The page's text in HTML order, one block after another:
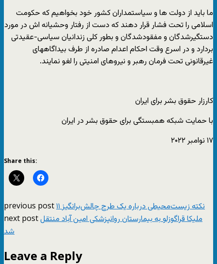
ما باید از دولت ها و سیاستمداران کشور خود بخواهیم که حکومت
اسلامی را تحت فشار قرار دهند که دست از رفتار وحشیانه اش در مورد
دستگیرشدگان و مفقودشدگان و بطور کلی زندانیان سیاسی-عقیدتی
بردارد و در اسرع وقت احکام اعدام صادره از طرف بیداگاههای
غیرقانونی تحت فرمان رهبر و نیروهای امنیتی را لغو نمایند.
کارزار حقوق بشر برای ایران
با حمایت شبکه همبستگی برای حقوق بشر در ایران
۱۷ نوامبر ۲۰۲۲
Share this:
previous post ۱۱ نکته زیست‌محیطی درباره یک طرح چالش‌برانگیز
next postملیکا قراگوزلو به بیمارستان روانپزشکی امین آباد منتقل
شد
Leave a Reply